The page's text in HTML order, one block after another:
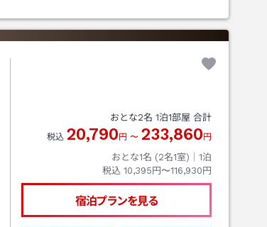
おとな2名 1泊1部屋 合計
税込 20,790 円 〜 233,860 円
おとな1名 (2名1室)｜ 1泊
税込 10,395円〜116,930円
宿泊プランを見る